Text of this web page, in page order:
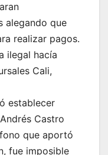
alegando que
realizar pagos.
ilegal hacía
Cali,
establecer
Castro
que aportó
fue imposible